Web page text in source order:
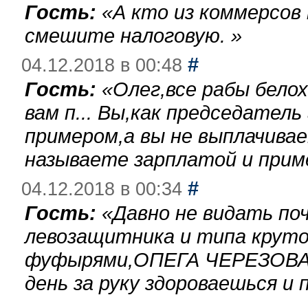
Гость: «А кто из
смешите налоговую. »
04.12.2018 в 00:48 #
Гость: «Олег,все рабы
вам п... Вы,как
примером,а вы не
называете зарплатой и
04.12.2018 в 00:34 #
Гость: «Давно не видать
левозащитника и типа
фуфырями,ОПЕГА
день за руку здороваешься